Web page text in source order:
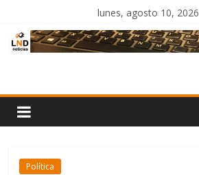
contenido
lunes, agosto 10, 2026
Noticias
Política